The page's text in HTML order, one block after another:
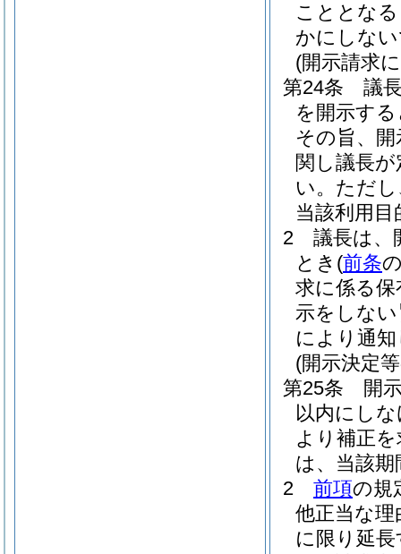
こととな
かにしな
(開示請求
第24条
議
を開示す
その旨、
関し議長
い。 ただ
当該利用
2
議長は、
とき (前条
求に係る
示をしな
により通
(開示決定
第25条
開
以内にし
より補正
は、当該
2
前項の規
他正当な
に限り延